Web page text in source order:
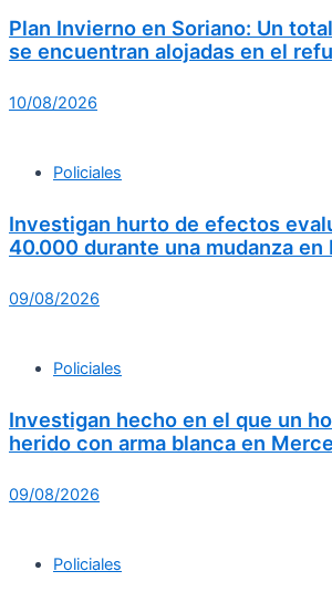
Plan Invierno en Soriano: Un
se encuentran alojadas en el
10/08/2026
Policiales
Investigan hurto de efectos
40.000 durante una mudanza en
09/08/2026
Policiales
Investigan hecho en el que un
herido con arma blanca en
09/08/2026
Policiales